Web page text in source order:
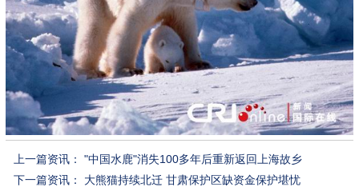
上一篇资讯： "中国水鹿"消失100多年后重新返回上海故乡
下一篇资讯： 大熊猫持续北迁 甘肃保护区缺资金保护堪忧